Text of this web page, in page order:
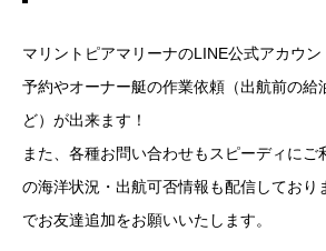
マリントピアマリーナのLINE公式アカウ
予約やオーナー艇の作業依頼（出航前の給
ど）が出来ます！
また、各種お問い合わせもスピーディにご
の海洋状況・出航可否情報も配信しており
でお友達追加をお願いいたします。